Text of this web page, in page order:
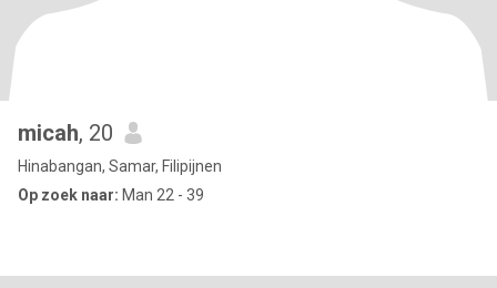
micah, 20
Hinabangan, Samar, Filipijnen
Op zoek naar: Man 22 - 39